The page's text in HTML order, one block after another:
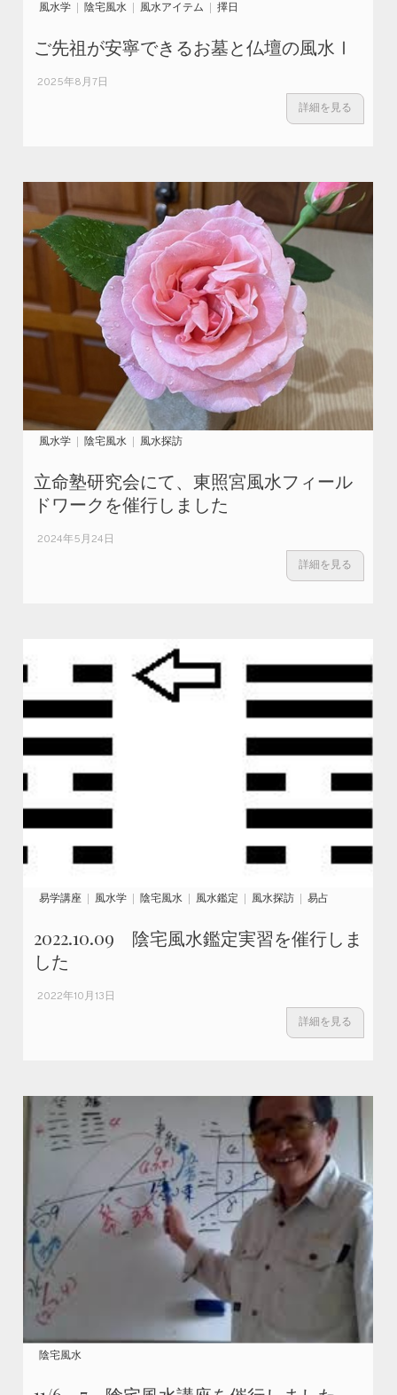
風水学 陰宅風水 風水アイテム 擇日
ご先祖が安寧できるお墓と仏壇の風水Ⅰ
2025年8月7日
詳細を見る
風水学 陰宅風水 風水探訪
立命塾研究会にて、東照宮風水フィール
ドワークを催行しました
2024年5月24日
詳細を見る
易学講座 風水学 陰宅風水 風水鑑定 風水探訪 易占
2022.10.09 陰宅風水鑑定実習を催行しま
した
2022年10月13日
詳細を見る
陰宅風水